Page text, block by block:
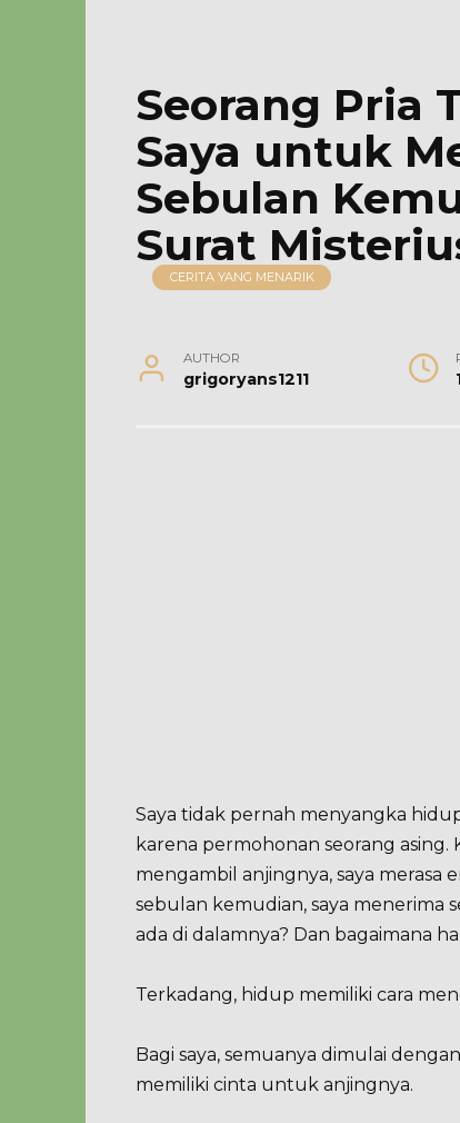
Seorang Pria
Saya untuk
Sebulan
Surat
CERITA YANG MENARIK
AUTHOR
grigoryans1211
Saya tidak pernah menyangka
karena permohonan seorang
mengambil anjingnya, saya merasa
sebulan kemudian, saya menerima
ada di dalamnya? Dan bagaimana
Terkadang, hidup memiliki cara
Bagi saya, semuanya dimulai
memiliki cinta untuk anjingnya.